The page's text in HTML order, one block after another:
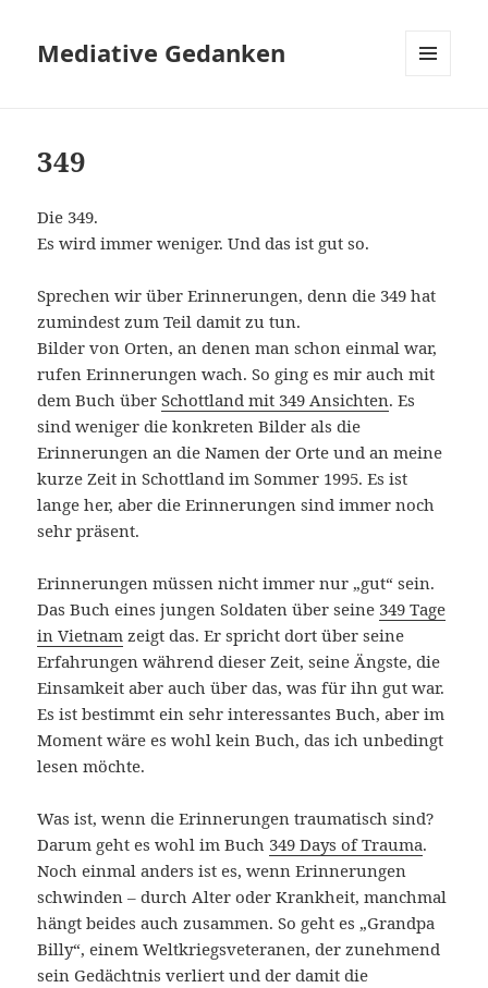
Mediative Gedanken
349
Die 349.
Es wird immer weniger. Und das ist gut so.
Sprechen wir über Erinnerungen, denn die 349 hat
zumindest zum Teil damit zu tun.
Bilder von Orten, an denen man schon einmal war,
rufen Erinnerungen wach. So ging es mir auch mit
dem Buch überSchottland mit 349 Ansichten. Es
sind weniger die konkreten Bilder als die
Erinnerungen an die Namen der Orte und an meine
kurze Zeit in Schottland im Sommer 1995. Es ist
lange her, aber die Erinnerungen sind immer noch
sehr präsent.
Erinnerungen müssen nicht immer nur „gut“ sein.
Das Buch eines jungen Soldaten über seine 349 Tage
in Vietnam zeigt das. Er spricht dort über seine
Erfahrungen während dieser Zeit, seine Ängste, die
Einsamkeit aber auch über das, was für ihn gut war.
Es ist bestimmt ein sehr interessantes Buch, aber im
Moment wäre es wohl kein Buch, das ich unbedingt
lesen möchte.
Was ist, wenn die Erinnerungen traumatisch sind?
Darum geht es wohl im Buch 349 Days of Trauma.
Noch einmal anders ist es, wenn Erinnerungen
schwinden – durch Alter oder Krankheit, manchmal
hängt beides auch zusammen. So geht es „Grandpa
Billy“, einem Weltkriegsveteranen, der zunehmend
sein Gedächtnis verliert und der damit die